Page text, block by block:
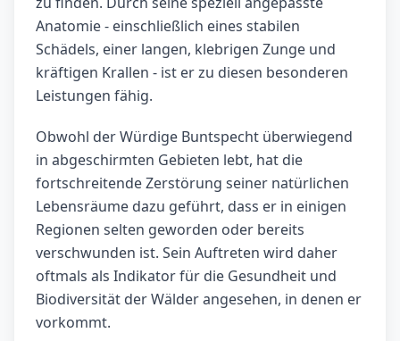
Anatomie - einschließlich eines stabilen
Schädels, einer langen, klebrigen Zunge und
kräftigen Krallen - ist er zu diesen besonderen
Leistungen fähig.
Obwohl der Würdige Buntspecht überwiegend
in abgeschirmten Gebieten lebt, hat die
fortschreitende Zerstörung seiner natürlichen
Lebensräume dazu geführt, dass er in einigen
Regionen selten geworden oder bereits
verschwunden ist. Sein Auftreten wird daher
oftmals als Indikator für die Gesundheit und
Biodiversität der Wälder angesehen, in denen er
vorkommt.